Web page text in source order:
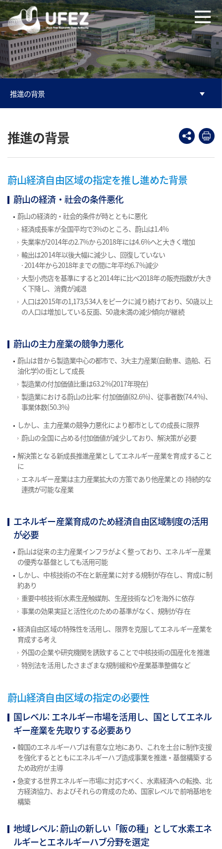
본문으로 바로가기
주메뉴 바로가기
推進の背景
推進の背景
蔚山経済自由区域の指定を推し進めた背景
蔚山の経済・社会の条件悪化
蔚山の経済的・社会的条件が時とともに悪化
経済成長率が全国平均で3%のところ、蔚山は1.4%
失業率が2014年の2.7%から2018年には4.6%へと大きく増加
輸出は2014年以後大幅に減少し、回復していない
· 2014年から2018年までの間に年平均6.7%減少
大型小売店を基準にすると2014年に比べ2018年の販売指数が大き
く下降し、消費が減退
人口は2015年の1,173,534人をピークに減り続けており、50歳以上
の人口は増加している反面、50歳未満の減少傾向が継続
蔚山の主力産業の競争力悪化
蔚山は昔から製造業中心の都市で、3大主力産業(自動車、造船、石
油化学)の街として成長
製造業の付加価値比重は63.2%(2017年現在)
製造業における蔚山の比率: 付加価値(82.6%)、従事者数(74.4%)、
事業体数(50.3%)
しかし、主力産業の競争力悪化により都市としての成長に限界
蔚山の全国に占める付加価値が減少しており、解決策が必要
解決策となる新成長推進産業としてエネルギー産業を育成すること
に
エネルギー産業は主力産業拡大の方策であり他産業との 持続的な
連携が可能な産業
エネルギー産業育成のため経済自由区域制度の活用
が必要
蔚山は従来の主力産業インフラがよく整っており、エネルギー産業
の優秀な基盤としても活用可能
しかし、中核技術の不在と新産業に対する規制が存在し、育成に制
約あり
重要中核技術(水素生産触媒剤、生産技術など)を海外に依存
事業の効果実証と活性化のための基準がなく、規制が存在
経済自由区域の特殊性を活用し、限界を克服してエネルギー産業を
育成する考え
外国の企業や研究機関を誘致することで中核技術の国産化を推進
特別法を活用したさまざまな規制緩和や産業基準整備など
蔚山経済自由区域の指定の必要性
国レベル: エネルギー市場を活用し、国としてエネル
ギー産業を先取りする必要あり
韓国のエネルギーハブは有意な立地にあり、これを土台に制作支援
を強化するとともにエネルギーハブ造成事業を推進・基盤構築する
ため政府が主導
急変する世界エネルギー市場に対応すべく、水素経済への転換、北
方経済協力、およびそれらの育成のため、国家レベルで前哨基地を
構築
地域レベル: 蔚山の新しい「飯の種」として水素エネ
ルギーとエネルギーハブ分野を選定